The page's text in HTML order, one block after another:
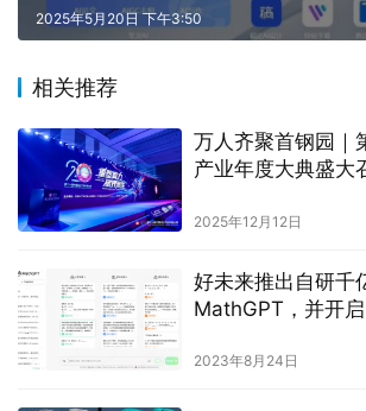
2025年5月20日 下午3:50
相关推荐
万人齐聚首钢园｜
产业年度大典盛大
2025年12月12日
好未来推出自研千
MathGPT，并开
2023年8月24日